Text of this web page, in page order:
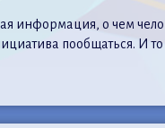
информация, о чем
пообщаться. И то